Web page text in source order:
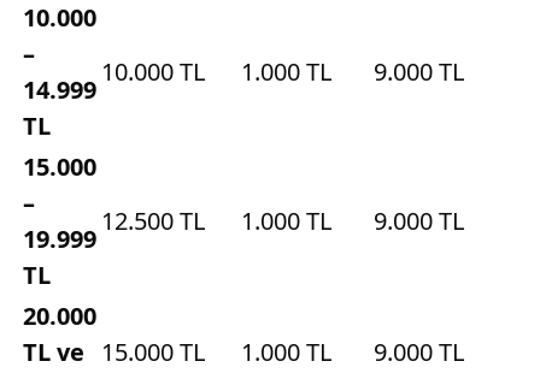
10.000
–
14.999
TL
10.000 TL 1.000 TL 9.000 TL
15.000
–
19.999
TL
12.500 TL 1.000 TL 9.000 TL
20.000
TL ve
15.000 TL 1.000 TL 9.000 TL